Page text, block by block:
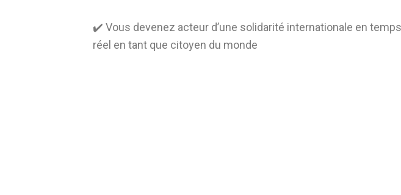
✔️ Vous devenez acteur d’une solidarité internationale en temps
réel en tant que citoyen du monde